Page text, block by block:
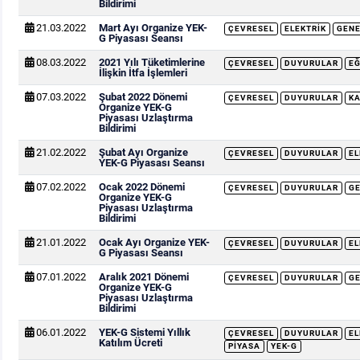
Bildirimi
21.03.2022
Mart Ayı Organize YEK-
G Piyasası Seansı
ÇEVRESEL ELEKTRIK
08.03.2022
2021 Yılı Tüketimlerine
İlişkin İtfa İşlemleri
ÇEVRESEL DUYURULAR
07.03.2022
Şubat 2022 Dönemi
Organize YEK-G
Piyasası Uzlaştırma
Bildirimi
ÇEVRESEL DUYURULAR
21.02.2022
Şubat Ayı Organize
YEK-G Piyasası Seansı
ÇEVRESEL DUYURULAR
07.02.2022
Ocak 2022 Dönemi
Organize YEK-G
Piyasası Uzlaştırma
Bildirimi
ÇEVRESEL DUYURULAR
21.01.2022
Ocak Ayı Organize YEK-
G Piyasası Seansı
ÇEVRESEL DUYURULAR
07.01.2022
Aralık 2021 Dönemi
Organize YEK-G
Piyasası Uzlaştırma
Bildirimi
ÇEVRESEL DUYURULAR
06.01.2022
YEK-G Sistemi Yıllık
Katılım Ücreti
ÇEVRESEL DUYURULAR
PIYASA
YEK-G